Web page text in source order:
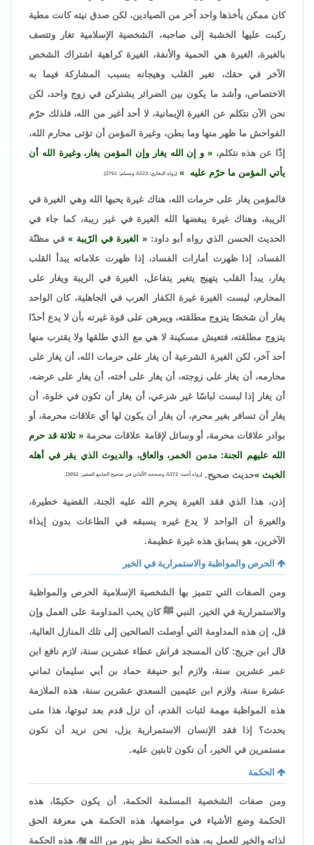
كان ممكن يأخذها واحد آخر من الصيادين، لكن صدق نيته كانت مطية
ركبت عليها الخشبة إلى صاحبه، الشخصية الإسلامية تغار وتتصف
بالغيرة، الغيرة هي الحمية والأنفة، الغيرة كراهية اشتراك الشخص
الآخر في حقك، تغير القلب وهيجانه بسبب المشاركة فيما به
الاختصاص، وأشد ما يكون بين الضرائر يشتركن في زوج واحد، لكن
نحن الآن نتكلم عن الغيرة الإيمانية، لا أحد أغير من الله، فلذلك حرّم
الفواحش ما ظهر منها وما بطن، وغيرة المؤمن أن تؤتى محارم الله،
إذًا عن هذه نتكلم،
و إن الله يغار وإن المؤمن يغار، وغيرة الله أن
يأتي المؤمن ما حرّم عليه
[رواه البخاري: 5223، ومسلم: 2761].
فالمؤمن يغار على حرمات الله، هناك غيرة يحبها الله وهي الغيرة في
الريبة، وهناك غيرة يبغضها الله الغيرة في غير ريبة، كما جاء في
الحديث الحسن الذي رواه أبو داود:
الغيرة في الرّيبة
في مظنّة
الفساد، إذا ظهرت أمارات الفساد، إذا ظهرت علاماته يبدأ القلب
يغار، يبدأ القلب يتهيج يتغير يتفاعل، الغيرة في الريبة ويغار على
المحارم، ليست الغيرة غيرة الكفار العرب في الجاهلية، كان الواحد
يغار أن شخصًا يتزوج مطلقته، ويبرهن على قوة غيرته بأن لا يدع أحدًا
يتزوج مطلقته، فتعيش مسكينة لا هي مع الذي طلقها ولا يقترب منها
أحد آخر، لكن الغيرة الشرعية أن يغار على حرمات الله، أن يغار على
محارمه، أن يغار على زوجته، أن يغار على أخته، أن يغار على عرضه،
أن يغار إذا لبست لباسًا غير شرعي، أن يغار أن تكون في خلوة، أن
يغار أن تسافر بغير محرم، أن يغار أن يكون لها أي علاقات محرمة، أو
بوادر علاقات محرمة، أو وسائل لإقامة علاقات محرمة
ثلاثة قد حرم
الله عليهم الجنة: مدمن الخمر، والعاق، والديوث الذي يقر في أهله
الخبث
حديث صحيح. [رواه أحمد: 5372، وصححه الألباني في صحيح الجامع الصغير: 3052].
إذن، هذا الذي فقد الغيرة يحرم الله عليه الجنة، القضية خطيرة،
والغيرة أن الواحد لا يدع غيره يسبقه في الطاعات بدون إيذاء
الآخرين، هو يسابق هذه غيرة عظيمة.
الحرص والمواظبة والاستمرارية في الخير
ومن الصفات التي تتميز بها الشخصية الإسلامية الحرص والمواظبة
والاستمرارية في الخير، النبي ﷺ كان يحب المداومة على العمل وإن
قل، إن هذه المداومة التي أوصلت الصالحين إلى تلك المنازل العالية،
قال ابن جريج: كان المسجد فراش عطاء عشرين سنة، لازم نافع ابن
عمر عشرين سنة، ولازم أبو حنيفة حماد بن أبي سليمان ثماني
عشرة سنة، ولازم ابن عثيمين السعدي عشرين سنة، هذه الملازمة
هذه المواظبة مهمة لثبات القدم، أن تزل قدم بعد ثبوتها، هذا متى
يحدث؟ إذا فقد الإنسان الاستمرارية يزل، نحن نريد أن نكون
مستمرين في الخير، أن نكون ثابتين عليه.
الحكمة
ومن صفات الشخصية المسلمة الحكمة، أن يكون حكيمًا، هذه
الحكمة وضع الأشياء في مواضعها، هذه الحكمة هي معرفة الحق
لذاته والخير للعمل به، هذه الحكمة نظر بنور من الله، هذه الحكمة